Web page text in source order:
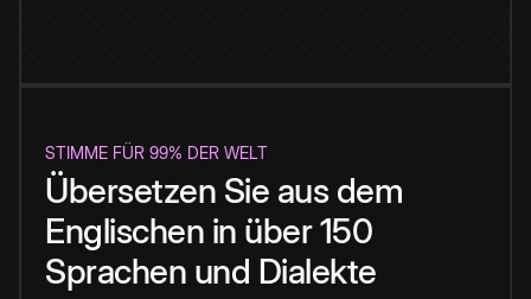
STIMME FÜR 99% DER WELT
Übersetzen Sie aus dem
Englischen in über 150
Sprachen und Dialekte